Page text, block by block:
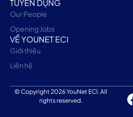
TUYỂN DỤNG
Our People
Opening Jobs
VỀ YOUNET ECI
Giới thiệu
Liên hệ
© Copyright 2026YouNet ECI. All
rights reserved.